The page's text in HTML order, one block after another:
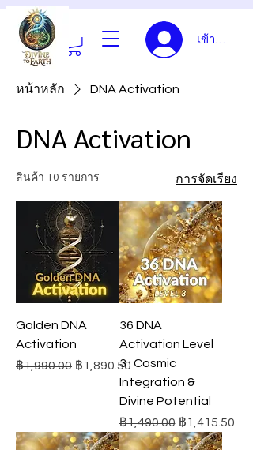
เข้าสู่ระบบ
หน้าหลัก DNA Activation
DNA Activation
สินค้า 10 รายการ การจัดเรียง
Golden DNA
Activation
ราคาปกติ
฿1,990.00 ราคาขายลด
฿1,890.50
36 DNA
Activation Level
3 : Cosmic
Integration &
Divine Potential
ราคาปกติ
฿1,490.00 ราคาขายลด
฿1,415.50